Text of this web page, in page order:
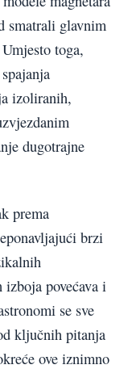
smatrali glavnim
toga,
izoliranih,
dugotrajne
prema
brzi
povećava i
se sve
ključnih pitanja
ove iznimno